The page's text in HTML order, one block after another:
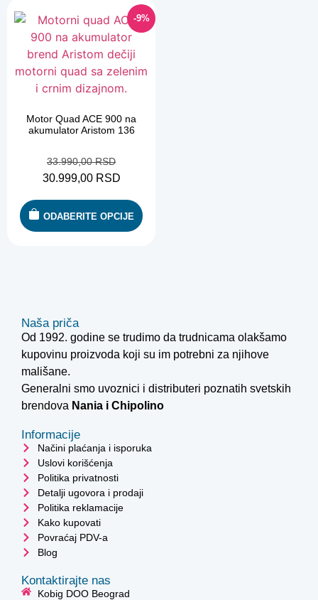
-9%
Motor Quad ACE 900 na
akumulator Aristom 136
33.990,00RSD
30.999,00 RSD
ODABERITE OPCIJE
Naša priča
Od 1992. godine se trudimo da trudnicama olakšamo
kupovinu proizvoda koji su im potrebni za njihove
mališane.
Generalni smo uvoznici i distributeri poznatih svetskih
brendova Nania i Chipolino
Informacije
Načini plaćanja i isporuka
Uslovi korišćenja
Politika privatnosti
Detalji ugovora i prodaji
Politika reklamacije
Kako kupovati
Povraćaj PDV-a
Blog
Kontaktirajte nas
Kobig DOO Beograd